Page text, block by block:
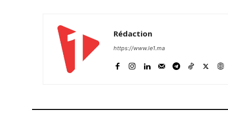
Rédaction
https://www.le1.ma